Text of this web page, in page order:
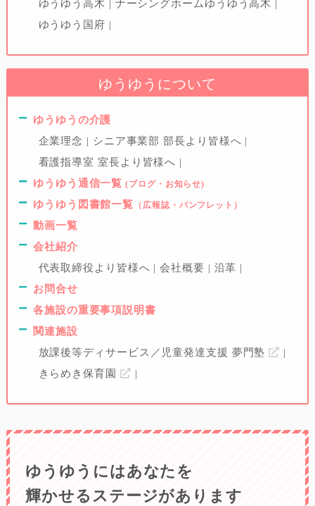
ゆうゆう高木
ナーシングホームゆうゆう高木
ゆうゆう国府
ゆうゆうについて
ゆうゆうの介護
企業理念
シニア事業部 部長より皆様へ
看護指導室 室長より皆様へ
ゆうゆう通信一覧 (ブログ・お知らせ)
ゆうゆう図書館一覧 （広報誌・パンフレット）
動画一覧
会社紹介
代表取締役より皆様へ
会社概要
沿革
お問合せ
各施設の重要事項説明書
関連施設
放課後等ディサービス／児童発達支援 夢門塾
きらめき保育園
ゆうゆうにはあなたを
輝かせるステージがあります